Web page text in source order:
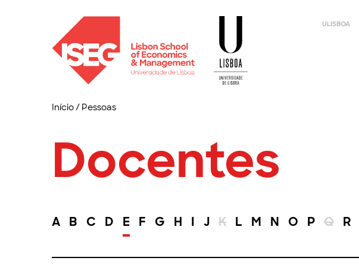
ULISBOA
Início/ Pessoas
Docentes
A B C D E F G H I J K L M N O P Q R